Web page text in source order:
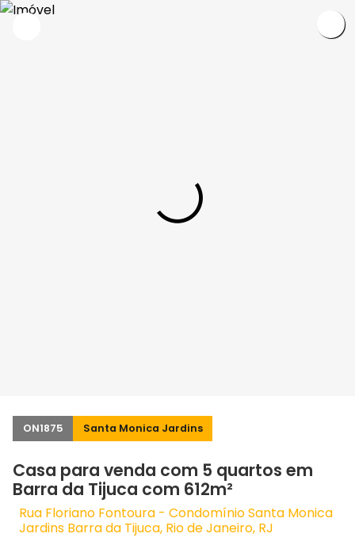
ON1875 Santa Monica Jardins
Casa para venda com 5 quartos em
Barra da Tijuca com 612m²
Rua Floriano Fontoura - Condomínio Santa Monica
Jardins Barra da Tijuca, Rio de Janeiro, RJ